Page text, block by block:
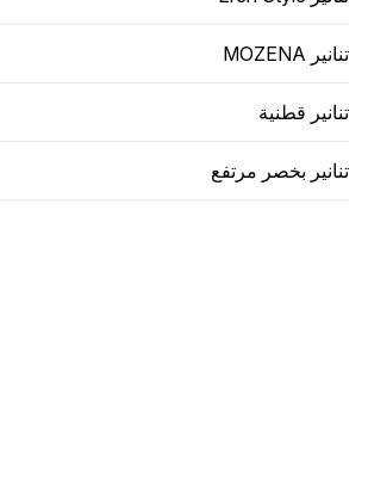
تنانير MOZENA
تنانير قطنية
تنانير بخصر مرتفع